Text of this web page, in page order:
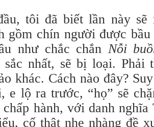
tôi đã biết lần này
gồm chín người được
như chắc chắn Nỗi
sắc nhất, sẽ bị loại. Phải
khác. Cách nào đây?
e lộ ra trước, “họ” sẽ
hành, với danh
cố thật nhẹ nhàng đề